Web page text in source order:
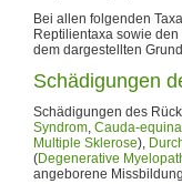
Bei allen folgenden
Reptilientaxa sowie
dem dargestellten
Schädigungen
Schädigungen des
Syndrom, Cauda-
Multiple Sklerose),
(Degenerative
angeborene